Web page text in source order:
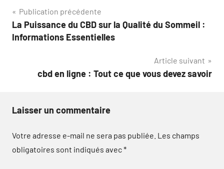
Navigation
de
Publication précédente
La Puissance du CBD sur la Qualité du Sommeil :
Informations Essentielles
Article suivant
cbd en ligne : Tout ce que vous devez savoir
Laisser un commentaire
Votre adresse e-mail ne sera pas publiée. Les champs
obligatoires sont indiqués avec*